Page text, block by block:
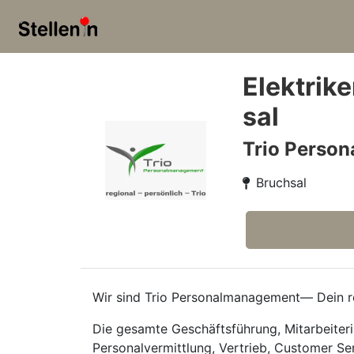
sal
Trio
Bruchsal
Wir sind Trio Personalmanagement— Dein
Die gesamte Geschäftsführung,
Personalvermittlung, Vertrieb, Customer